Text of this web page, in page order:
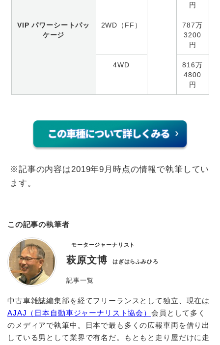
円
VIP パワーシートパッ
ケージ
2WD（FF）
787万
3200
円
4WD
816万
4800
円
※記事の内容は2019年9月時点の情報で執筆してい
ます。
この記事の執筆者
モータージャーナリスト
萩原文博 はぎはらふみひろ
記事一覧
中古車雑誌編集部を経てフリーランスとして独立、現在は
AJAJ（日本自動車ジャーナリスト協会） 会員として多く
のメディアで執筆中。日本で最も多くの広報車両を借り出
している男として業界で有名だ。もともと走り屋だけに走